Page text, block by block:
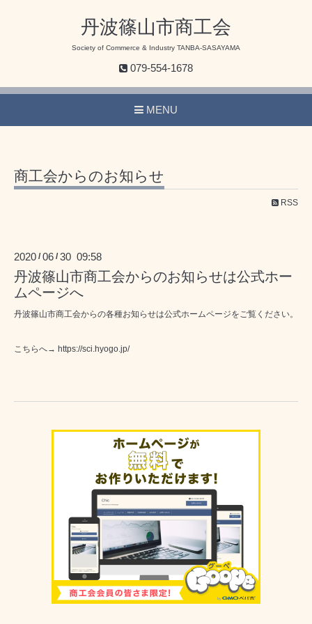
丹波篠山市商工会
Society of Commerce & Industry TANBA-SASAYAMA
079-554-1678
MENU
商工会からのお知らせ
RSS
2020 /06 /30 09:58
丹波篠山市商工会からのお知らせは公式ホー
ムページへ
丹波篠山市商工会からの各種お知らせは公式ホームページをご覧ください。
こちらへ→ https://sci.hyogo.jp/